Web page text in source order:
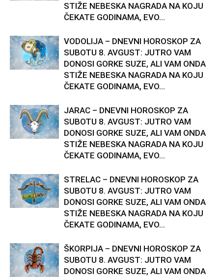
STIŽE NEBESKA NAGRADA NA KOJU
ČEKATE GODINAMA, EVO...
VODOLIJA – DNEVNI HOROSKOP ZA
SUBOTU 8. AVGUST: JUTRO VAM
DONOSI GORKE SUZE, ALI VAM ONDA
STIŽE NEBESKA NAGRADA NA KOJU
ČEKATE GODINAMA, EVO...
JARAC – DNEVNI HOROSKOP ZA
SUBOTU 8. AVGUST: JUTRO VAM
DONOSI GORKE SUZE, ALI VAM ONDA
STIŽE NEBESKA NAGRADA NA KOJU
ČEKATE GODINAMA, EVO...
STRELAC – DNEVNI HOROSKOP ZA
SUBOTU 8. AVGUST: JUTRO VAM
DONOSI GORKE SUZE, ALI VAM ONDA
STIŽE NEBESKA NAGRADA NA KOJU
ČEKATE GODINAMA, EVO...
ŠKORPIJA – DNEVNI HOROSKOP ZA
SUBOTU 8. AVGUST: JUTRO VAM
DONOSI GORKE SUZE, ALI VAM ONDA